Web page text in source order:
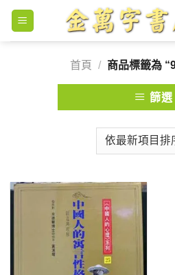
Skip
content
首頁
/ 商品標籤為
篩選